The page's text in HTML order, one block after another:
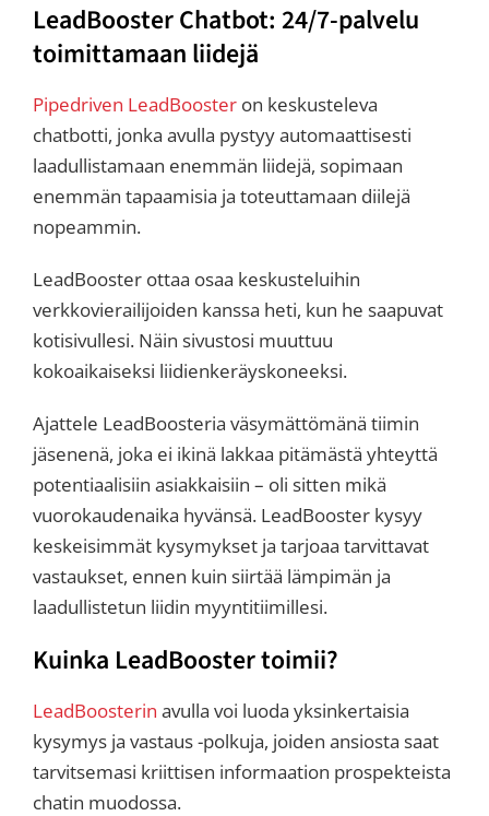
LeadBooster Chatbot: 24/7-palvelu
toimittamaan liidejä
Pipedriven LeadBooster on keskusteleva
chatbotti, jonka avulla pystyy automaattisesti
laadullistamaan enemmän liidejä, sopimaan
enemmän tapaamisia ja toteuttamaan diilejä
nopeammin.
LeadBooster ottaa osaa keskusteluihin
verkkovierailijoiden kanssa heti, kun he saapuvat
kotisivullesi. Näin sivustosi muuttuu
kokoaikaiseksi liidienkeräyskoneeksi.
Ajattele LeadBoosteria väsymättömänä tiimin
jäsenenä, joka ei ikinä lakkaa pitämästä yhteyttä
potentiaalisiin asiakkaisiin ­– oli sitten mikä
vuorokaudenaika hyvänsä. LeadBooster kysyy
keskeisimmät kysymykset ja tarjoaa tarvittavat
vastaukset, ennen kuin siirtää lämpimän ja
laadullistetun liidin myyntitiimillesi. ­
Kuinka LeadBooster toimii?
LeadBoosterin avulla voi luoda yksinkertaisia
kysymys ja vastaus -polkuja, joiden ansiosta saat
tarvitsemasi kriittisen informaation prospekteista
chatin muodossa.